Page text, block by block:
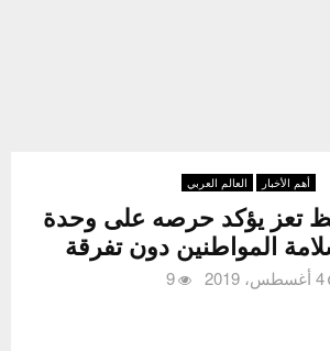
أهم الأخبار العالم العربي
تعز يؤكد حرصه على وحدة
المواطنين دون تفرقة
4 أغسطس، 2019 9